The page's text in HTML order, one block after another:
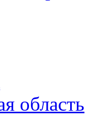
область